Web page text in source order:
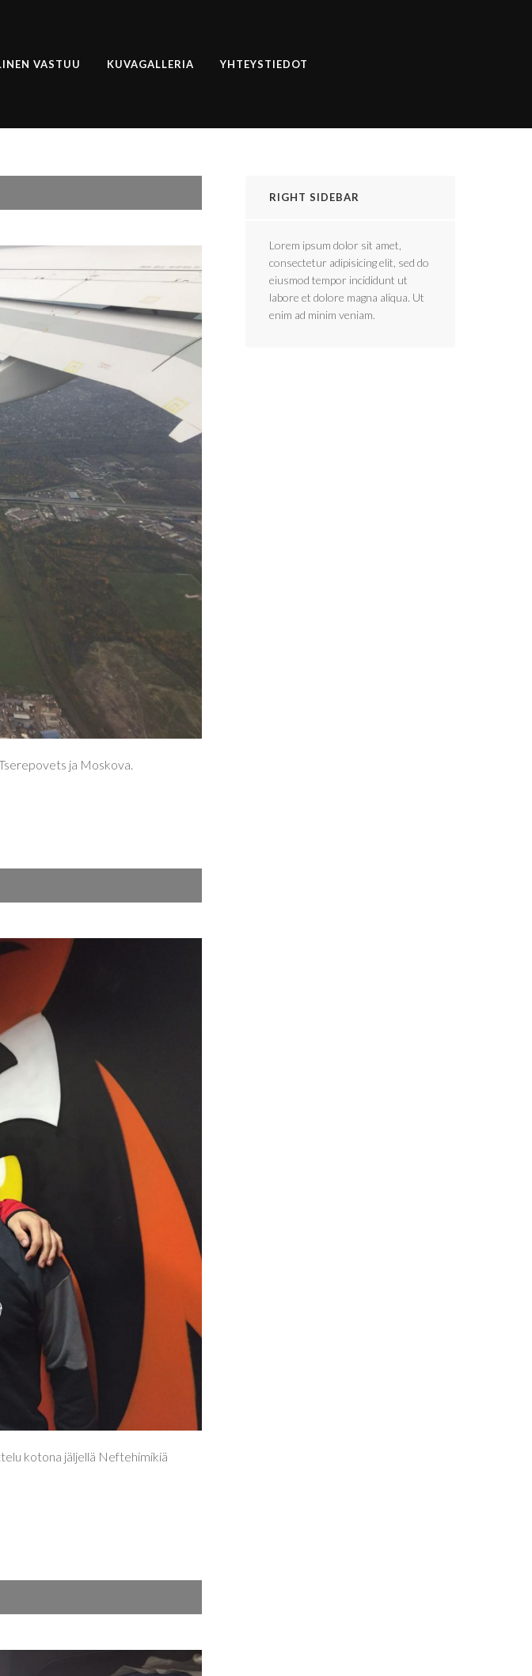
VASTUU KUVAGALLERIA YHTEYSTIEDOT
ja Moskova.
kotona jäljellä Neftehimikiä
RIGHT SIDEBAR
Lorem ipsum dolor sit amet,
consectetur adipisicing elit, sed do
eiusmod tempor incididunt ut
labore et dolore magna aliqua. Ut
enim ad minim veniam.